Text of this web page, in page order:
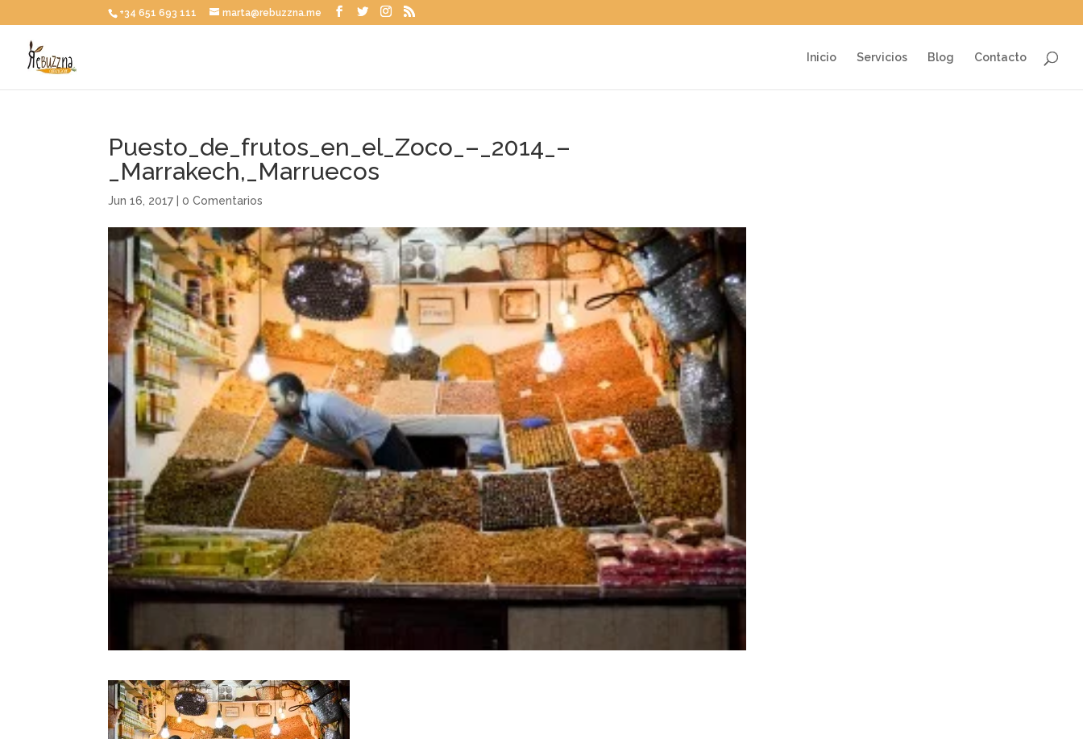
+34 651 693 111 marta@rebuzzna.me
Inicio Servicios Blog Contacto
Puesto_de_frutos_en_el_Zoco_–_2014_–
_Marrakech,_Marruecos
Jun 16, 2017 |0 Comentarios